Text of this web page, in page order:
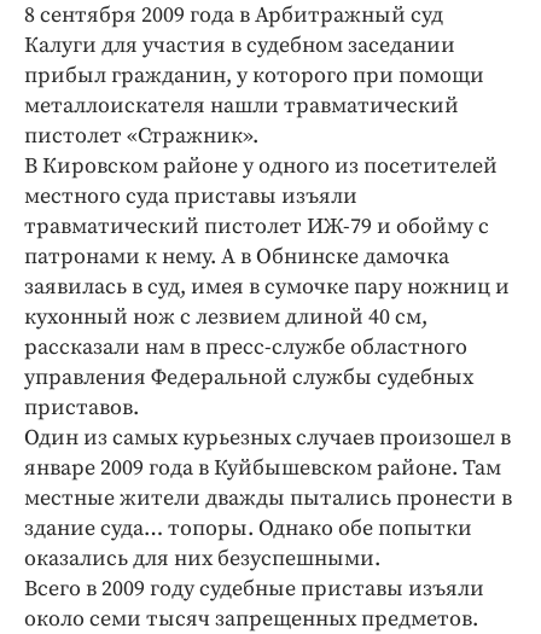
Бренд года
Работодатель года
8 сентября 2009 года в Арбитражный суд
Калуги для участия в судебном заседании
прибыл гражданин, у которого при помощи
металлоискателя нашли травматический
пистолет «Стражник».
В Кировском районе у одного из посетителей
местного суда приставы изъяли
травматический пистолет ИЖ-79 и обойму с
патронами к нему. А в Обнинске дамочка
заявилась в суд, имея в сумочке пару ножниц и
кухонный нож с лезвием длиной 40 см,
рассказали нам в пресс-службе областного
управления Федеральной службы судебных
приставов.
Один из самых курьезных случаев произошел в
январе 2009 года в Куйбышевском районе. Там
местные жители дважды пытались пронести в
здание суда… топоры. Однако обе попытки
оказались для них безуспешными.
Всего в 2009 году судебные приставы изъяли
около семи тысяч запрещенных предметов.